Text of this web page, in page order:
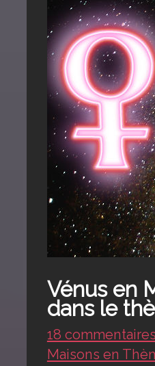
Vénus en
dans le
18 commentaires
Maisons en